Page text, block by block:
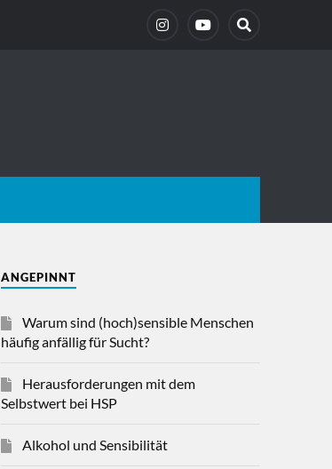
ANGEPINNT
Warum sind (hoch)sensible Menschen
häufig anfällig für Sucht?
Herausforderungen mit dem
Selbstwert bei HSP
Alkohol und Sensibilität